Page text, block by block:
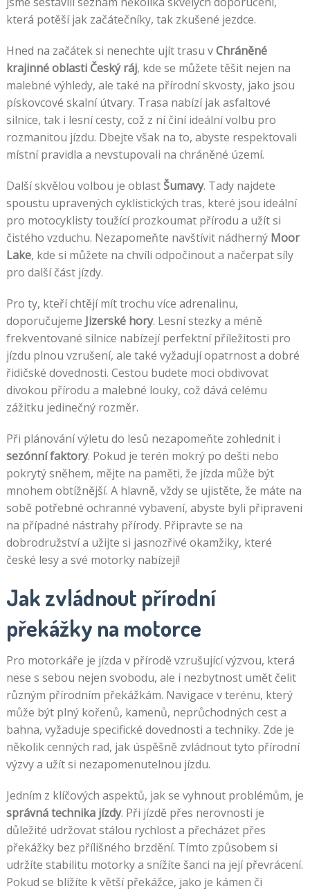
která potěší jak začátečníky, tak zkušené jezdce.
Hned na začátek si nenechte ujít trasu vChráněné
krajinné oblasti Český ráj, kde se můžete těšit nejen na
malebné výhledy, ale také na přírodní skvosty, jako jsou
pískovcové skalní útvary. Trasa nabízí jak asfaltové
silnice, tak i lesní cesty, což z ní činí ideální volbu pro
rozmanitou jízdu. Dbejte však na to, abyste respektovali
místní pravidla a nevstupovali na chráněné území.
Další skvělou volbou je oblastŠumavy. Tady najdete
spoustu upravených cyklistických tras, které jsou ideální
pro motocyklisty toužící prozkoumat přírodu a užít si
čistého vzduchu. Nezapomeňte navštívit nádherný Moor
Lake, kde si můžete na chvíli odpočinout a načerpat síly
pro další část jízdy.
Pro ty, kteří chtějí mít trochu více adrenalinu,
doporučujeme Jizerské hory. Lesní stezky a méně
frekventované silnice nabízejí perfektní příležitosti pro
jízdu plnou vzrušení, ale také vyžadují opatrnost a dobré
řidičské dovednosti. Cestou budete moci obdivovat
divokou přírodu a malebné louky, což dává celému
zážitku jedinečný rozměr.
Při plánování výletu do lesů nezapomeňte zohlednit i
sezónní faktory. Pokud je terén mokrý po dešti nebo
pokrytý sněhem, mějte na paměti, že jízda může být
mnohem obtížnější. A hlavně, vždy se ujistěte, že máte na
sobě potřebné ochranné vybavení, abyste byli připraveni
na případné nástrahy přírody. Připravte se na
dobrodružství a užijte si jasnozřivé okamžiky, které
české lesy a své motorky nabízejí!
Jak zvládnout přírodní
překážky na motorce
Pro motorkáře je jízda v přírodě vzrušující výzvou, která
nese s sebou nejen svobodu, ale i nezbytnost umět čelit
různým přírodním překážkám. Navigace v terénu, který
může být plný kořenů, kamenů, neprůchodných cest a
bahna, vyžaduje specifické dovednosti a techniky. Zde je
několik cenných rad, jak úspěšně zvládnout tyto přírodní
výzvy a užít si nezapomenutelnou jízdu.
Jedním z klíčových aspektů, jak se vyhnout problémům, je
správná technika jízdy. Při jízdě přes nerovnosti je
důležité udržovat stálou rychlost a přecházet přes
překážky bez přílišného brzdění. Tímto způsobem si
udržíte stabilitu motorky a snížíte šanci na její převrácení.
Pokud se blížíte k větší překážce, jako je kámen či